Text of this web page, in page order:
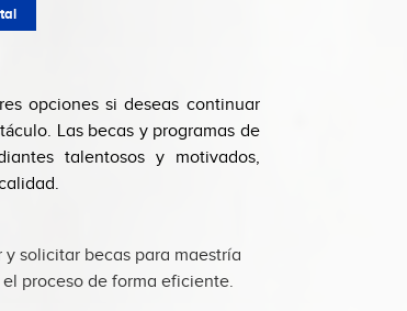
opciones si deseas continuar
Las becas y programas de
talentosos y motivados,
solicitar becas para maestría
proceso de forma eficiente.